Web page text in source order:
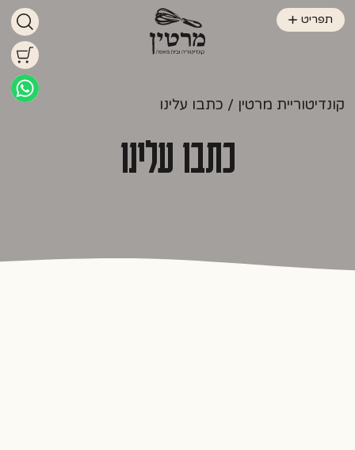
תפריט
קונדיטוריית מרטין / כתבו עלינו
כתבו עלינו